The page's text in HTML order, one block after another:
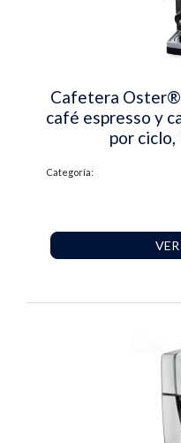
Cafetera Oster®
café espresso y
por
Categoría: